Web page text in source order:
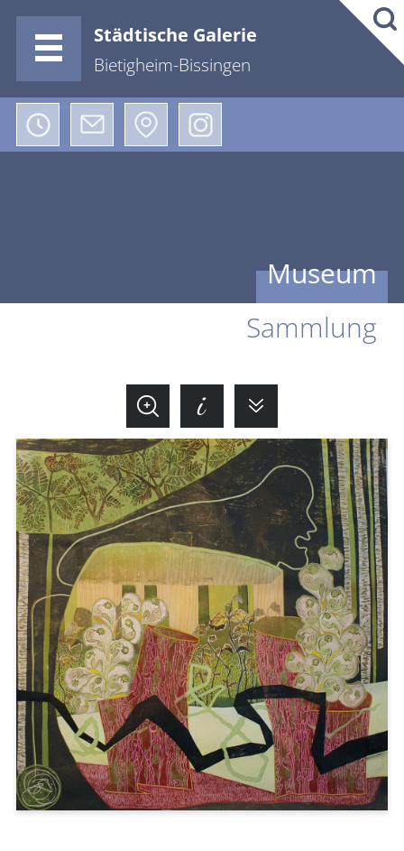
Städtische Galerie
Bietigheim-Bissingen
Museum
Sammlung